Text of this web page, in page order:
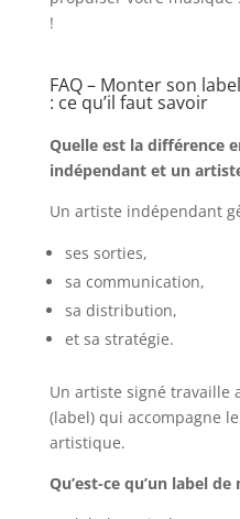
!
FAQ – Monter son
: ce qu’il faut savoir
Quelle est la différence
indépendant et un
Un artiste indépendant
ses sorties,
sa communication,
sa distribution,
et sa stratégie.
Un artiste signé travaille
(label) qui accompagne
artistique.
Qu’est-ce qu’un label de